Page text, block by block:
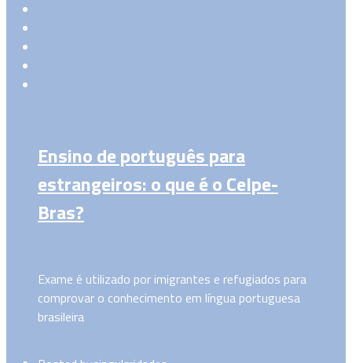
Ensino de português para
estrangeiros: o que é o Celpe-
Bras?
Exame é utilizado por imigrantes e refugiados para
comprovar o conhecimento em língua portuguesa
brasileira